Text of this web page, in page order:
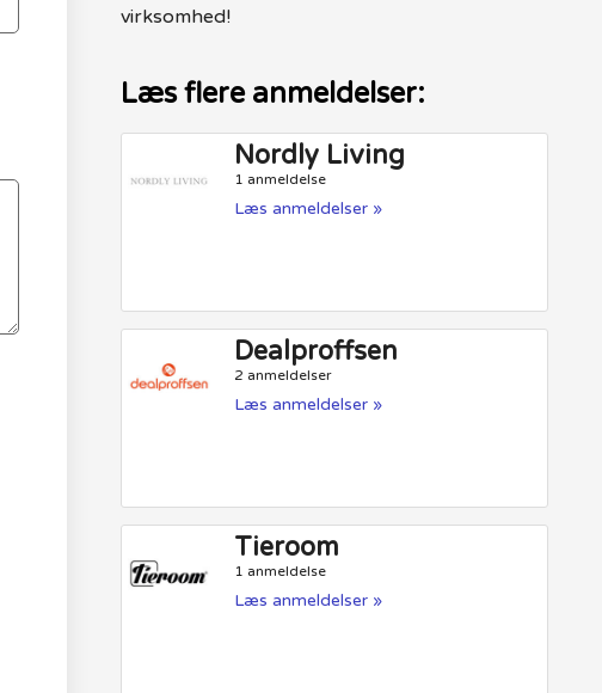
virksomhed!
Læs flere anmeldelser:
Nordly Living
1 anmeldelse
Læs anmeldelser »
Dealproffsen
2 anmeldelser
Læs anmeldelser »
Tieroom
1 anmeldelse
Læs anmeldelser »